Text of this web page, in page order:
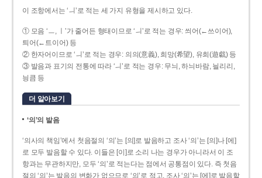
이 조항에서는 ‘ㅢ’로 적는 세 가지 유형을 제시하고 있다.
① 모음 ‘ㅡ, ㅣ’가 줄어든 형태이므로 ‘ㅢ’로 적는 경우: 씌어(←쓰이어),
틔어(←트이어) 등
② 한자어이므로 ‘ㅢ’로 적는 경우: 의의(意義), 희망(希望), 유희(遊戱) 등
③ 발음과 표기의 전통에 따라 ‘ㅢ’로 적는 경우: 무늬, 하늬바람, 늴리리,
닁큼 등
더 알아보기
‘의’의 발음
‘의사의 책임’에서 첫음절의 ‘의’는 [의]로 발음하고 조사 ‘의’는 [의]나 [에]
로 모두 발음할 수 있다. 이들은 [이]로 소리 나는 경우가 아니라서 이 조
항과는 무관하지만, 모두 ‘의’로 적는다는 점에서 공통점이 있다. 즉 첫음
절의 ‘의’는 발음의 변화가 없으므로 ‘의’로 적고, 조사 ‘의’는 [에]로 발음할